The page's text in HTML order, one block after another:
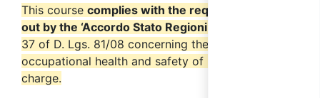
This course complies with the requirements set
out by the ‘Accordo Stato Regioni 2025’
37 of D. Lgs. 81/08 concerning the training in
occupational health and safety of persons in
charge.